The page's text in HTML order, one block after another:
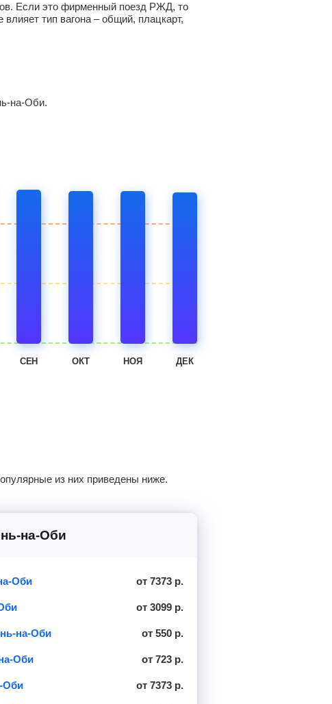
Если это фирменный поезд РЖД, то
тип вагона – общий, плацкарт,
на-Оби.
СЕН ОКТ НОЯ ДЕК
из них приведены ниже.
на-Оби
Оби от 7373 р.
от 3099 р.
на-Оби от 550 р.
Оби от 723 р.
Оби от 7373 р.